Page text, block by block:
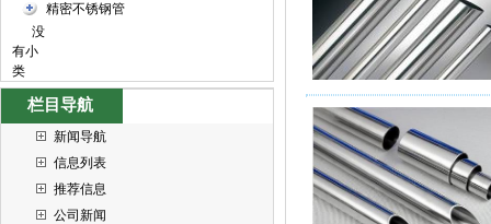
精密不锈钢管
没
有小
类
栏目导航
新闻导航
信息列表
推荐信息
公司新闻